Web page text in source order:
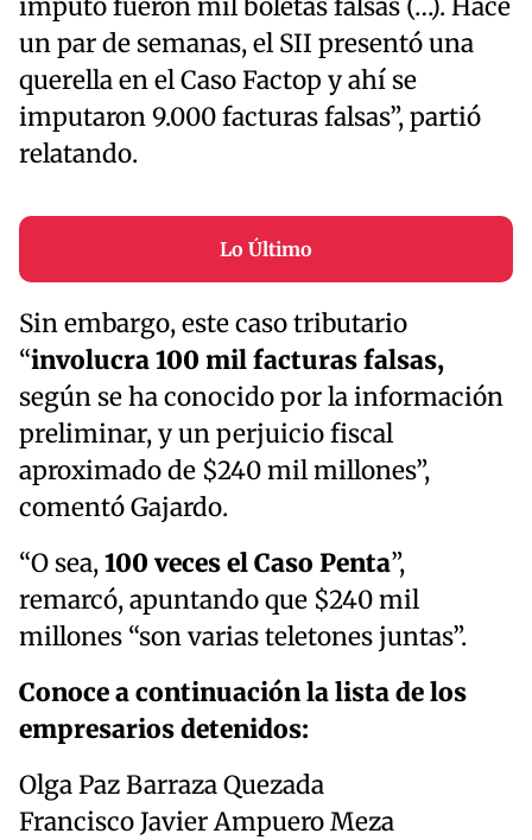
imputó fueron mil boletas falsas (…). Hace
un par de semanas, el SII presentó una
querella en el Caso Factop y ahí se
imputaron 9.000 facturas falsas”, partió
relatando.
Lo Último
Sin embargo, este caso tributario
“involucra 100 mil facturas falsas,
según se ha conocido por la información
preliminar, y un perjuicio fiscal
aproximado de $240 mil millones”,
comentó Gajardo.
“O sea,100 veces el Caso Penta”,
remarcó, apuntando que $240 mil
millones “son varias teletones juntas”.
Conoce a continuación la lista de los
empresarios detenidos:
Olga Paz Barraza Quezada
Francisco Javier Ampuero Meza